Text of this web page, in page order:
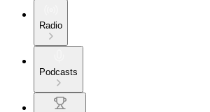
Radio
Podcasts